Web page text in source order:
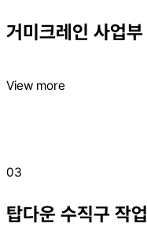
거미크레인 사업부
View more
03
탑다운 수직구 작업